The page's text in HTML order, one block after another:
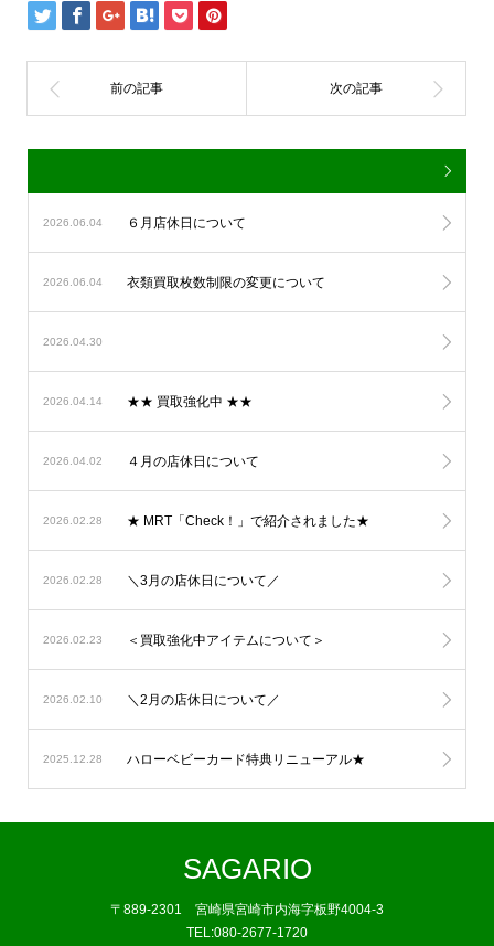
2026.06.04 ６月店休日について
2026.06.04 衣類買取枚数制限の変更について
2026.04.30
2026.04.14 ★★ 買取強化中 ★★
2026.04.02 ４月の店休日について
2026.02.28 ★ MRT「Check！」で紹介されました★
2026.02.28 ＼3月の店休日について／
2026.02.23 ＜買取強化中アイテムについて＞
2026.02.10 ＼2月の店休日について／
2025.12.28 ハローベビーカード特典リニューアル★
SAGARIO
〒889-2301 宮崎県宮崎市内海字板野4004-3
TEL:080-2677-1720